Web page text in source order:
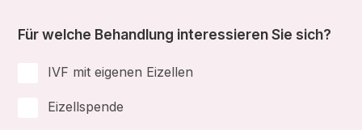
Für welche Behandlung interessieren Sie sich?
IVF mit eigenen Eizellen
Eizellspende